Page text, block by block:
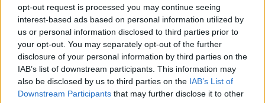
opt-out request is processed you may continue seeing
interest-based ads based on personal information utilized by
us or personal information disclosed to third parties prior to
your opt-out. You may separately opt-out of the further
disclosure of your personal information by third parties on the
IAB’s list of downstream participants. This information may
also be disclosed by us to third parties on the IAB’s List of
Downstream Participants that may further disclose it to other
EUR al mese, il 44% in più rispetto a qualcuno con
un diploma di laurea.
I titolari di dottorato di ricerca sono compensati con
uno stipendio equivalente a 14.300 EUR al mese, il
18% in più rispetto a chi ha un master.